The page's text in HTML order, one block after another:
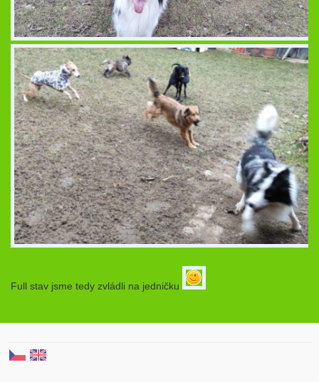
Full stav jsme tedy zvládli na jedničku